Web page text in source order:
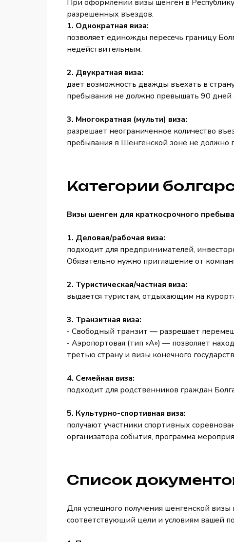
При оформлении визы шенген в
разрешенных въездов.
1. Однократная виза:
позволяет единожды пересечь границу
недействительным.
2. Двукратная виза:
дает возможность дважды въехать в
пребывания не должно превышать 90
3. Многократная (мульти) виза:
разрешает неограниченное количество
пребывания в Шенгенской зоне не
Категории
Визы шенген для краткосрочного
1. Деловая/рабочая виза:
подходит для предпринимателей,
Обязательно нужно приглашение от
2. Туристическая/частная виза:
выдается туристам, отдыхающим на
3. Транзитная виза:
- Свободный транзит — разрешает
- Аэропортовая (тип «А») — позволяет
третью страну и визы конечного
4. Семейная виза:
подходит для родственников граждан
5. Культурно-спортивная виза:
получают участники спортивных
организатора события, программа
Список
Для успешного получения шенгенской
соответствующий цели и условиям вашей